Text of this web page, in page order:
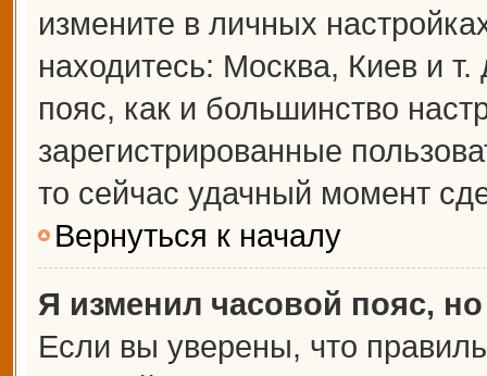
измените в личных
находитесь: Москва, Киев и
пояс, как и большинство
зарегистрированные
то сейчас удачный момент
Вернуться к началу
Я изменил часовой пояс,
Если вы уверены, что